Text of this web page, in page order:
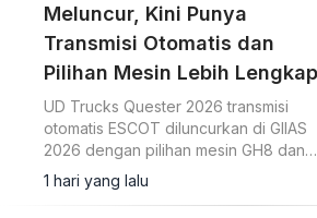
Meluncur, Kini Punya
Transmisi Otomatis dan
Pilihan Mesin Lebih Lengkap
UD Trucks Quester 2026 transmisi
otomatis ESCOT diluncurkan di GIIAS
2026 dengan pilihan mesin GH8 dan
GH11 untuk efisiensi operasional
1 hari yang lalu